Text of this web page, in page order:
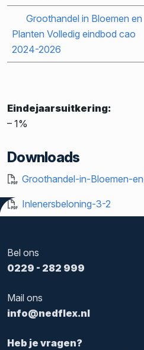
Groothandel in Bloemen en
Planten Volledig eindbod cao
2024-2026
Eindejaarsuitkering:
– 1%
Downloads
Groothandel-in-Bloemen-
Inlenersbeloning-3-2
Heb je vragen?
Bel ons
0229 - 282 999
Mail ons
info@nedflex.nl